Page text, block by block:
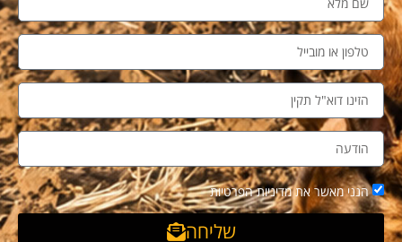
הנני מאשר את מדיניות הפרטיות
שליחה